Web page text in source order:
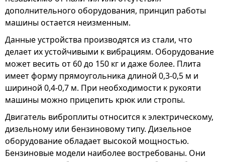
дополнительного оборудования, принцип работы
машины остается неизменным.
Данные устройства производятся из стали, что
делает их устойчивыми к вибрациям. Оборудование
может весить от 60 до 150 кг и даже более. Плита
имеет форму прямоугольника длиной 0,3-0,5 м и
шириной 0,4-0,7 м. При необходимости к рукояти
машины можно прицепить крюк или стропы.
Двигатель виброплиты относится к электрическому,
дизельному или бензиновому типу. Дизельное
оборудование обладает высокой мощностью.
Бензиновые модели наиболее востребованы. Они